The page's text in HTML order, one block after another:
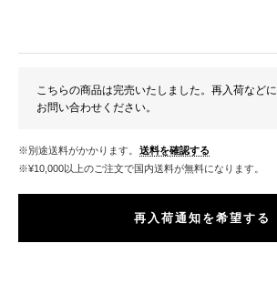
こちらの商品は完売いたしました。再入荷など
お問い合わせください。
※別途送料がかかります。 送料を確認する
※¥10,000以上のご注文で国内送料が無料になります。
再入荷通知を希望する